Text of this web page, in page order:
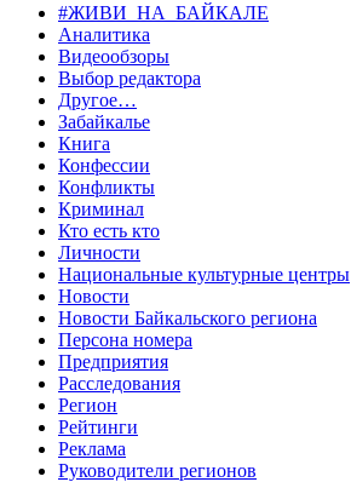
#ЖИВИ_НА_БАЙКАЛЕ
Аналитика
Видеообзоры
Выбор редактора
Другое…
Забайкалье
Книга
Конфессии
Конфликты
Криминал
Кто есть кто
Личности
Национальные культурные центры
Новости
Новости Байкальского региона
Персона номера
Предприятия
Расследования
Регион
Рейтинги
Реклама
Руководители регионов